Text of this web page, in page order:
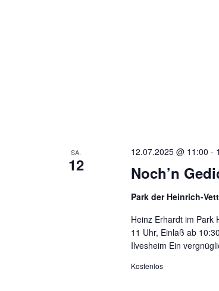
SA.
12 Noch’n
12.07.2025 @ 11:00 -
Park der Heinrich-
Heinz Erhardt im Park
11 Uhr, Einlaß ab
Ilvesheim Ein
Kostenlos